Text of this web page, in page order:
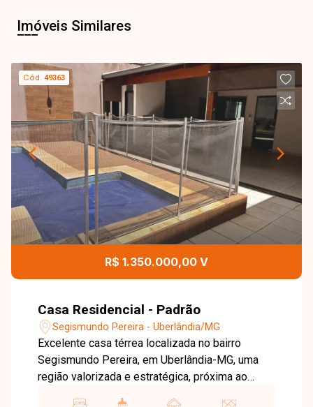
Imóveis Similares
Cód.49363
R$ 1.350.000,00 V
Casa Residencial - Padrão
Segismundo Pereira - Uberlândia/MG
Excelente casa térrea localizada no bairro
Segismundo Pereira, em Uberlândia-MG, uma
região valorizada e estratégica, próxima ao